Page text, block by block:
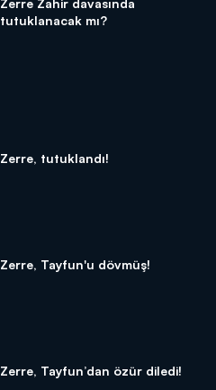
Zerre Zahir davasında
tutuklanacak mı?
Zerre, tutuklandı!
Zerre, Tayfun'u dövmüş!
Zerre, Tayfun’dan özür diledi!